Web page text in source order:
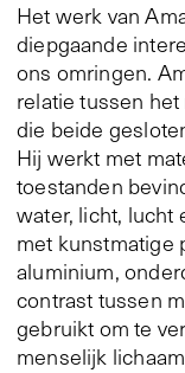
Het werk van
diepgaande
ons omringen.
relatie tussen
die beide
Hij werkt met
toestanden
water, licht, lucht
met kunstmatige
aluminium,
contrast tussen
gebruikt om te
menselijk